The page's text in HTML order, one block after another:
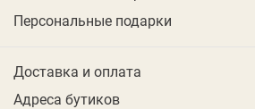
Персональные подарки
Доставка и оплата
Адреса бутиков